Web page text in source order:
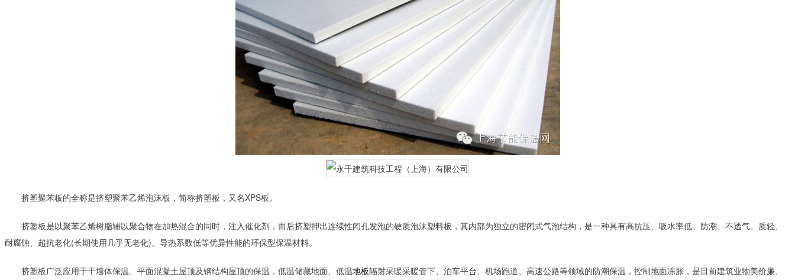
挤塑聚苯板的全称是挤塑聚苯乙烯泡沫板，简称挤塑板，又名XPS板。
挤塑板是以聚苯乙烯树脂辅以聚合物在加热混合的同时，注入催化剂，而后挤塑押出连续性闭孔发泡的硬质泡沫塑料板，其内部为独立的密闭式气泡结构，是一种具有高抗压、吸水率低、防潮、不透气、质轻、
耐腐蚀、超抗老化(长期使用几乎无老化)、导热系数低等优异性能的环保型保温材料。
挤塑板广泛应用于干墙体保温、平面混凝土屋顶及钢结构屋顶的保温，低温储藏地面、低温地板辐射采暖采暖管下、泊车平台 、机场跑道、高速公路等领域的防潮保温，控制地面冻胀，是目前建筑业物美价廉、